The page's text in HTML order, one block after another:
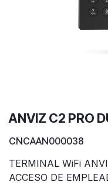
ANVIZ C2 PRO
CNCAAN000038
TERMINAL WiFi
ACCESO DE